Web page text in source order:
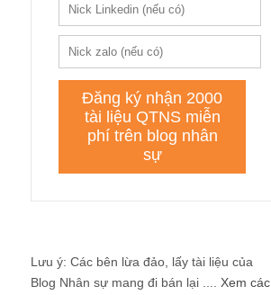
Lưu ý: Các bên lừa đảo, lấy tài liệu của
Blog Nhân sự mang đi bán lại .... Xem các